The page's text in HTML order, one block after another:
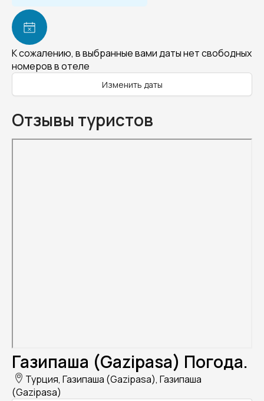
К сожалению, в выбранные вами даты нет свободных
номеров в отеле
Изменить даты
Отзывы туристов
Газипаша (Gazipasa) Погода.
Турция, Газипаша (Gazipasa), Газипаша
(Gazipasa)